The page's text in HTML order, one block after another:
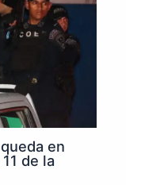
en
de la